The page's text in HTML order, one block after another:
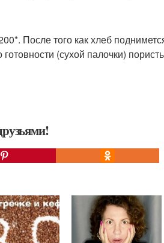
После того как хлеб
(сухой палочки)